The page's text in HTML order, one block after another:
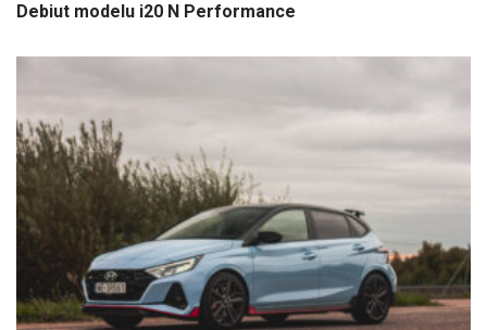
Debiut modelu i20 N Performance